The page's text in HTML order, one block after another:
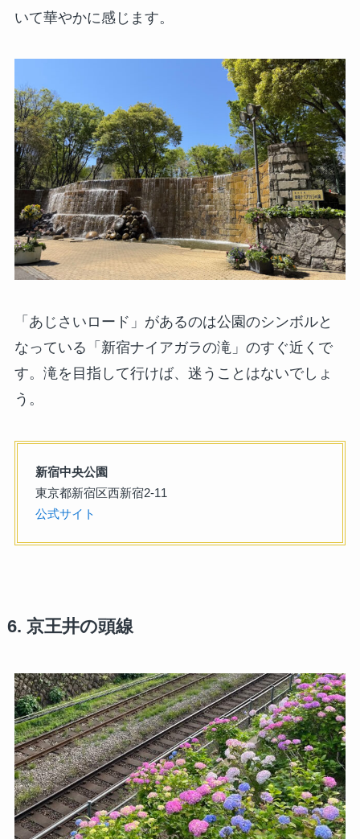
いて華やかに感じます。
「あじさいロード」があるのは公園のシンボルと
なっている「新宿ナイアガラの滝」のすぐ近くで
す。滝を目指して行けば、迷うことはないでしょ
う。
新宿中央公園
東京都新宿区西新宿2-11
公式サイト
6. 京王井の頭線